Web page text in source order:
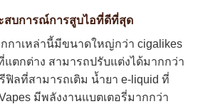
สบการณ์การสูบไอที่ดีที่สุด
กกาเหล่านี้มีขนาดใหญ่กว่า cigalikes
ตกต่าง สามารถปรับแต่งได้มากกว่า
ลที่สามารถเติม น้ำยา e-liquid ที่
มีพลังงานแบตเตอรี่มากกว่า